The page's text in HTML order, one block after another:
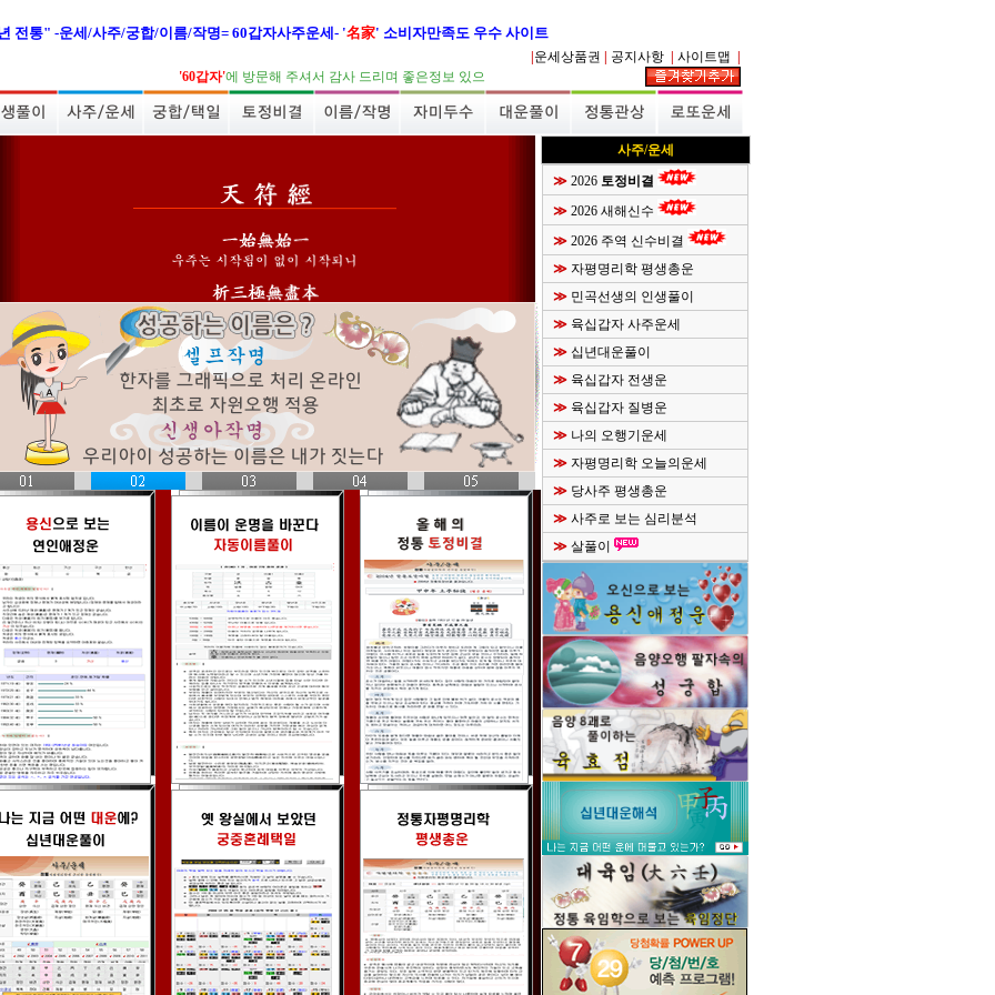
전통" -운세/사주/궁합/이름/작명= 60갑자사주운세- '名家' 소비자만족도 우수 사이트
'60갑자'에 방문해 주셔서 감사 드리며 좋은정보 있으시길 기원 합니다. 오늘은 불기]08월 08일[양력
운세상품권 공지사항 사이트맵
사주/운세
≫ 2026 토정비결
≫ 2026 새해신수
≫ 2026 주역 신수비결
≫ 자평명리학 평생총운
≫ 민곡선생의 인생풀이
≫ 육십갑자 사주운세
≫ 십년대운풀이
≫ 육십갑자 전생운
≫ 육십갑자 질병운
≫ 나의 오행기운세
≫ 자평명리학 오늘의운세
≫ 당사주 평생총운
≫ 사주로 보는 심리분석
≫ 살풀이